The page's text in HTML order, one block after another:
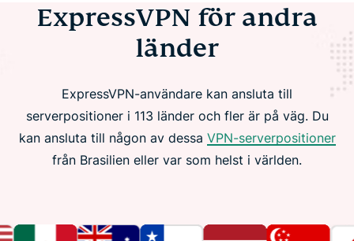
ExpressVPN för andra
länder
ExpressVPN-användare kan ansluta till
serverpositioner i 113 länder och fler är på väg. Du
kan ansluta till någon av dessa VPN-serverpositioner
från Brasilien eller var som helst i världen.